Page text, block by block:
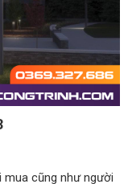
cũng như người